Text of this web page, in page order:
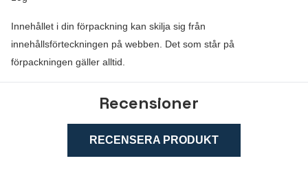
Innehållet i din förpackning kan skilja sig från
innehållsförteckningen på webben. Det som står på
förpackningen gäller alltid.
Recensioner
RECENSERA PRODUKT